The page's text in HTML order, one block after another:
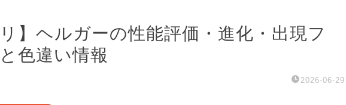
リ】ヘルガーの性能評価・進化・出現フ
色違い情報
2026-06-29